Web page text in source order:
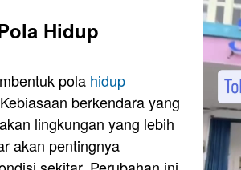
Hidup
pola hidup
berkendara yang
lingkungan yang lebih
akan pentingnya